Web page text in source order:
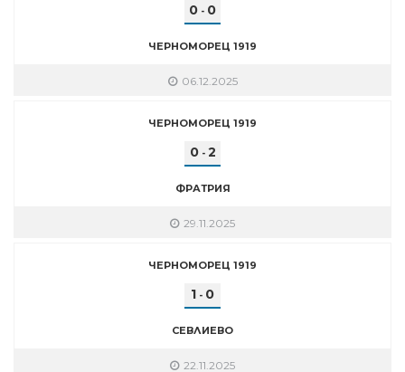
0 - 0
ЧЕРНОМОРЕЦ 1919
06.12.2025
ЧЕРНОМОРЕЦ 1919
0- 2
ФРАТРИЯ
29.11.2025
ЧЕРНОМОРЕЦ 1919
1 - 0
СЕВЛИЕВО
22.11.2025